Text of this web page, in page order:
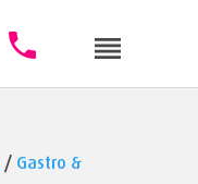
/ Gastro &